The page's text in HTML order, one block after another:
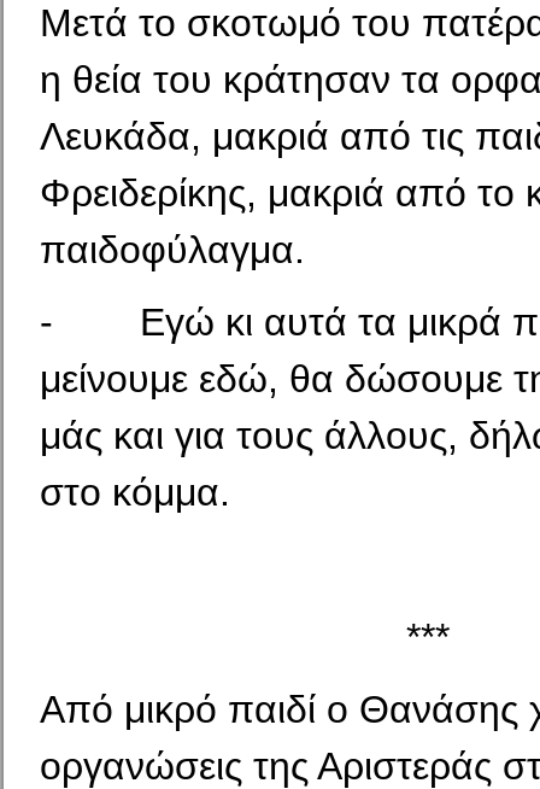
Μετά το σκοτωμό του
η θεία του κράτησαν τα
Λευκάδα, μακριά από τις
Φρειδερίκης, μακριά από το
παιδοφύλαγμα.
- Εγώ κι αυτά τα μικρά
μείνουμε εδώ, θα δώσουμε
μάς και για τους άλλους,
στο κόμμα.
***
Από μικρό παιδί ο Θανάσης
οργανώσεις της Αριστεράς